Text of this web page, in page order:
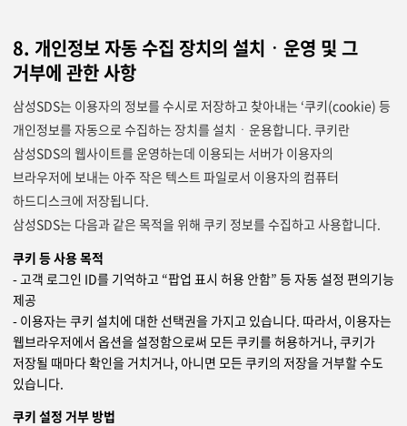
8. 개인정보 자동 수집 장치의 설치ㆍ운영 및 그
거부에 관한 사항
삼성SDS는 이용자의 정보를 수시로 저장하고 찾아내는 ‘쿠키(cookie) 등
개인정보를 자동으로 수집하는 장치를 설치ㆍ운용합니다. 쿠키란
삼성SDS의 웹사이트를 운영하는데 이용되는 서버가 이용자의
브라우저에 보내는 아주 작은 텍스트 파일로서 이용자의 컴퓨터
하드디스크에 저장됩니다.
삼성SDS는 다음과 같은 목적을 위해 쿠키 정보를 수집하고 사용합니다.
쿠키 등 사용 목적
- 고객 로그인 ID를 기억하고 “팝업 표시 허용 안함” 등 자동 설정 편의기능
제공
- 이용자는 쿠키 설치에 대한 선택권을 가지고 있습니다. 따라서, 이용자는
웹브라우저에서 옵션을 설정함으로써 모든 쿠키를 허용하거나, 쿠키가
저장될 때마다 확인을 거치거나, 아니면 모든 쿠키의 저장을 거부할 수도
있습니다.
쿠키 설정 거부 방법